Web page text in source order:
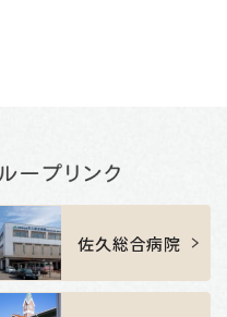
佐久総合病院